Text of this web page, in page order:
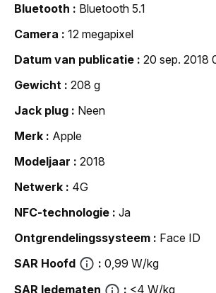
Bluetooth
Bluetooth 5.1
Camera
12 megapixel
Datum van publicatie
20 sep. 2018
Gewicht
208 g
Jack plug
Neen
Merk
Apple
Modeljaar
2018
Netwerk
4G
NFC-technologie
Ja
Ontgrendelingssysteem
Face ID
SAR Hoofd
0,99 W/kg
SAR ledematen
<4 W/kg